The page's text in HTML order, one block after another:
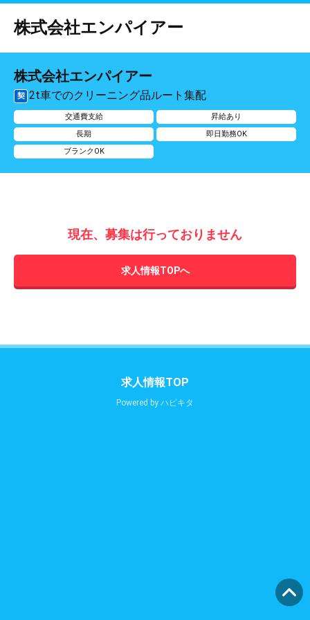
株式会社エンパイアー
株式会社エンパイアー
契 2t車でのクリーニング品ルート集配
交通費支給
昇給あり
長期
即日勤務OK
ブランクOK
現在、募集は行っておりません
求人情報TOPへ
求人情報TOP
Powered by ハピキタ